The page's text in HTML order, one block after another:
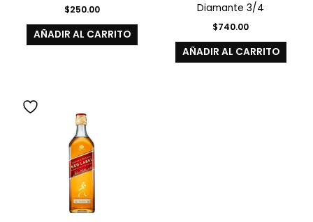
$250.00
AÑADIR AL CARRITO
Diamante 3/4
$740.00
AÑADIR AL CARRITO